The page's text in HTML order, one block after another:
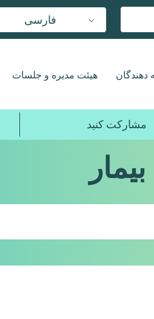
فارسی
دهندگان هیئت مدیره و جلسات
مشارکت کنید